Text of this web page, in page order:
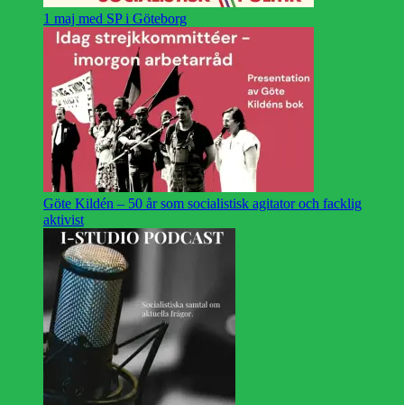
1 maj med SP i Göteborg
Göte Kildén – 50 år som socialistisk agitator och facklig
aktivist